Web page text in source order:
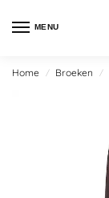
MENU
Home / Broeken /